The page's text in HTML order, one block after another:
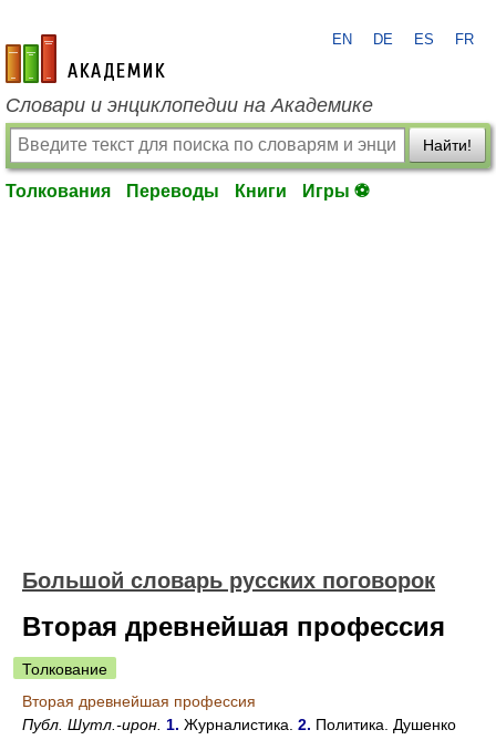
academic.ru
EN DE ES FR
Словари и энциклопедии на Академике
Найти!
Толкования Переводы Книги Игры ⚽
Большой словарь русских поговорок
Вторая древнейшая профессия
Толкование
Вторая древнейшая профессия
Публ. Шутл.-ирон. 1. Журналистика. 2. Политика. Душенко